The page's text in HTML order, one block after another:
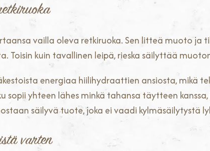
vailla oleva retkiruoka. Sen litteä muoto ja
Toisin kuin tavallinen leipä, rieska säilyttää
energiaa hiilihydraattien ansiosta, mikä
sopii yhteen lähes minkä tahansa täytteen
säilyvä tuote, joka ei vaadi kylmäsäilytystä
varten